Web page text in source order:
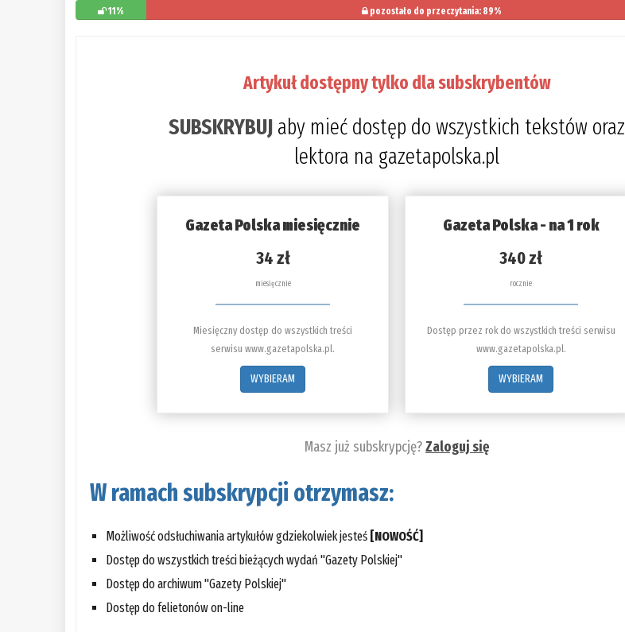
11% pozostało do przeczytania: 89%
Artykuł dostępny tylko dla subskrybentów
SUBSKRYBUJ aby mieć dostęp do wszystkich tekstów oraz
lektora na gazetapolska.pl
Gazeta Polska miesięcznie
34 zł
miesięcznie
Miesięczny dostęp do wszystkich treści
serwisu www.gazetapolska.pl.
WYBIERAM
Gazeta Polska - na 1 rok
340 zł
rocznie
Dostęp przez rok do wszystkich treści serwisu
www.gazetapolska.pl.
WYBIERAM
Masz już subskrypcję?Zaloguj się
W ramach subskrypcji otrzymasz:
Możliwość odsłuchiwania artykułów gdziekolwiek jesteś [NOWOŚĆ]
Dostęp do wszystkich treści bieżących wydań "Gazety Polskiej"
Dostęp do archiwum "Gazety Polskiej"
Dostęp do felietonów on-line